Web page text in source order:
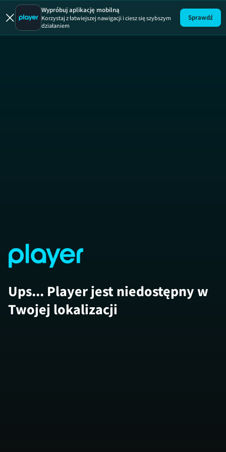
Brzydula
Wypróbuj aplikację mobilną
Korzystaj z łatwiejszej nawigacji i ciesz się szybszym
działaniem
Sprawdź
Ups... Player jest niedostępny w
Twojej lokalizacji